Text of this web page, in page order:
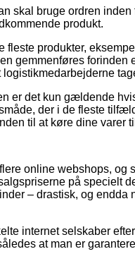
skal bruge ordren inden
produkt.
produkter,
gemmenføres forinden
er det kun gældende
der i de fleste
til at køre dine varer
online webshops, og
på specielt
– drastisk, og endda
internet selskaber
at man er